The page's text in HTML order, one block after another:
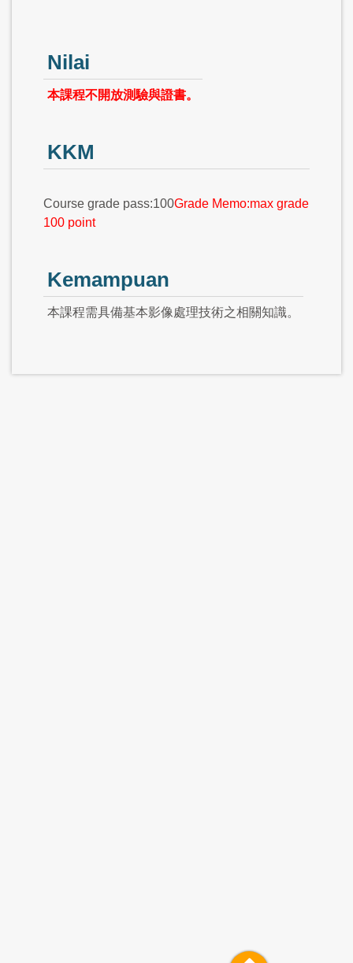
Nilai
本課程不開放測驗與證書。
KKM
Course grade pass:100Grade Memo:max grade
100 point
Kemampuan
本課程需具備基本影像處理技術之相關知識。